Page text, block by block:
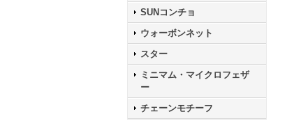
SUNコンチョ
ウォーボンネット
スター
ミニマム・マイクロフェザ
ー
チェーンモチーフ